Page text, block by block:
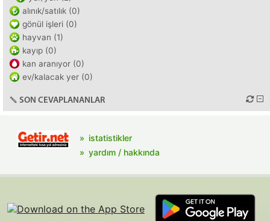
alınık/satılık (0)
gönül işleri (0)
hayvan (1)
kayıp (0)
kan aranıyor (0)
ev/kalacak yer (0)
SON CEVAPLANANLAR
istatistikler
yardım / hakkında